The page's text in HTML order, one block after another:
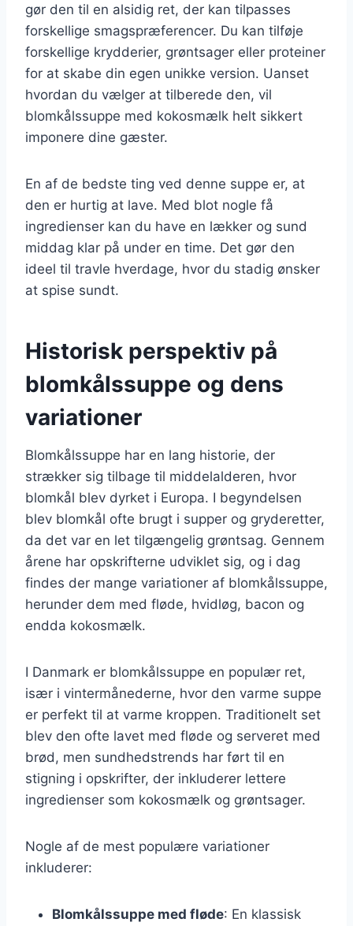
gør den til en alsidig ret, der kan tilpasses
forskellige smagspræferencer. Du kan tilføje
forskellige krydderier, grøntsager eller proteiner
for at skabe din egen unikke version. Uanset
hvordan du vælger at tilberede den, vil
blomkålssuppe med kokosmælk helt sikkert
imponere dine gæster.
En af de bedste ting ved denne suppe er, at
den er hurtig at lave. Med blot nogle få
ingredienser kan du have en lækker og sund
middag klar på under en time. Det gør den
ideel til travle hverdage, hvor du stadig ønsker
at spise sundt.
Historisk perspektiv på
blomkålssuppe og dens
variationer
Blomkålssuppe har en lang historie, der
strækker sig tilbage til middelalderen, hvor
blomkål blev dyrket i Europa. I begyndelsen
blev blomkål ofte brugt i supper og gryderetter,
da det var en let tilgængelig grøntsag. Gennem
årene har opskrifterne udviklet sig, og i dag
findes der mange variationer af blomkålssuppe,
herunder dem med fløde, hvidløg, bacon og
endda kokosmælk.
I Danmark er blomkålssuppe en populær ret,
især i vintermånederne, hvor den varme suppe
er perfekt til at varme kroppen. Traditionelt set
blev den ofte lavet med fløde og serveret med
brød, men sundhedstrends har ført til en
stigning i opskrifter, der inkluderer lettere
ingredienser som kokosmælk og grøntsager.
Nogle af de mest populære variationer
inkluderer:
Blomkålssuppe med fløde: En klassisk